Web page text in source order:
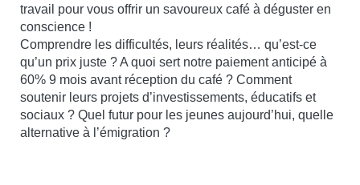
travail pour vous offrir un savoureux café à déguster en
conscience !
Comprendre les difficultés, leurs réalités… qu’est-ce
qu’un prix juste ? A quoi sert notre paiement anticipé à
60% 9 mois avant réception du café ? Comment
soutenir leurs projets d’investissements, éducatifs et
sociaux ? Quel futur pour les jeunes aujourd’hui, quelle
alternative à l’émigration ?